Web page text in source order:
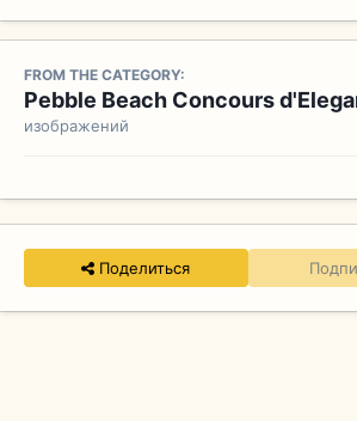
FROM THE CATEGORY:
Pebble Beach Concours
изображений
Поделиться